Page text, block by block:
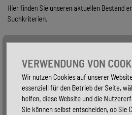
Hier finden Sie unseren aktuellen Bestand
Suchkriterien.
Alle Fahrzeuge
VERWENDUNG VON
Wir nutzen Cookies auf unserer
essenziell für den Betrieb der Seite,
helfen, diese Website und die
Sie können selbst entscheiden, ob Sie